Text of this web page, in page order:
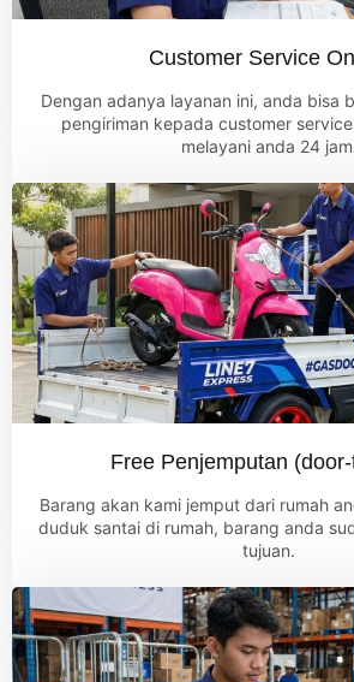
Customer Service
Dengan adanya layanan ini, anda bisa
pengiriman kepada customer
melayani anda 24
Free Penjemputan
Barang akan kami jemput dari rumah
duduk santai di rumah, barang anda
tujuan.